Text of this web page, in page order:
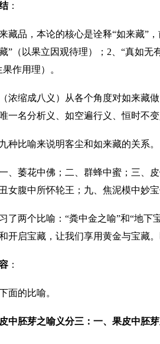
：
藏品，本论的核心是诠释“如来藏”
”（以果立因观待理）；2、“真如
作用理）。
浓缩成八义）从各个角度对如来藏
一名分析义、如空遍行义、恒时不变
种比喻来说明客尘和如来藏的关系。
、萎花中佛；二、群蜂中蜜；三、
女腹中所怀轮王；九、焦泥模中妙宝
习了两个比喻：“粪中金之喻”和“地
开启宝藏，让我们享用黄金与宝藏
：
面的比喻。
中胚芽之喻义分三：一、果皮中胚